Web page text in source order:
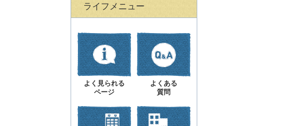
ライフメニュー
よく見られる
ページ
よくある
質問